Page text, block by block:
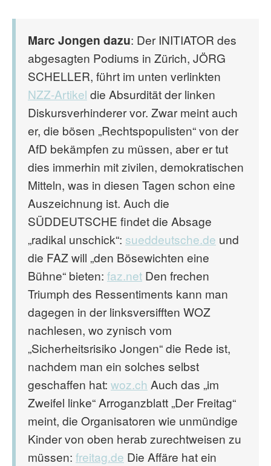
Marc Jongen dazu: Der INITIATOR des
abgesagten Podiums in Zürich, JÖRG
SCHELLER, führt im unten verlinkten
NZZ-Artikel die Absurdität der linken
Diskursverhinderer vor. Zwar meint auch
er, die bösen „Rechtspopulisten“ von der
AfD bekämpfen zu müssen, aber er tut
dies immerhin mit zivilen, demokratischen
Mitteln, was in diesen Tagen schon eine
Auszeichnung ist. Auch die
SÜDDEUTSCHE findet die Absage
„radikal unschick“: sueddeutsche.de und
die FAZ will „den Bösewichten eine
Bühne“ bieten: faz.net Den frechen
Triumph des Ressentiments kann man
dagegen in der linksversifften WOZ
nachlesen, wo zynisch vom
„Sicherheitsrisiko Jongen“ die Rede ist,
nachdem man ein solches selbst
geschaffen hat: woz.ch Auch das „im
Zweifel linke“ Arroganzblatt „Der Freitag“
meint, die Organisatoren wie unmündige
Kinder von oben herab zurechtweisen zu
müssen: freitag.de Die Affäre hat ein